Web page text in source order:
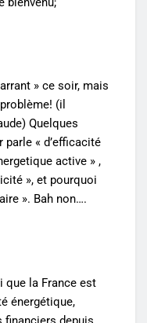
» ce soir, mais
(il
Quelques
« d’efficacité
active » ,
», et pourquoi
». Bah non….
que la France est
énergétique,